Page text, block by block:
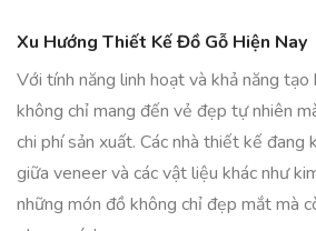
Xu Hướng Thiết Kế Đồ Gỗ Hiện Nay
Với tính năng linh hoạt và khả năng tạo
không chỉ mang đến vẻ đẹp tự nhiên
chi phí sản xuất. Các nhà thiết kế đang
giữa veneer và các vật liệu khác như
những món đồ không chỉ đẹp mắt mà